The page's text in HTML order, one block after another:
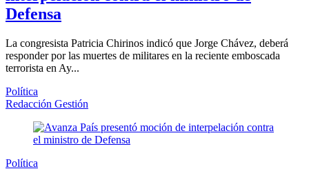
Defensa
La congresista Patricia Chirinos indicó que Jorge Chávez, deberá
responder por las muertes de militares en la reciente emboscada
terrorista en Ay...
Política
Redacción Gestión
Política